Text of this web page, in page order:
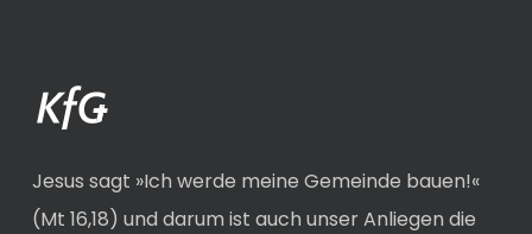
Jesus sagt »Ich werde meine Gemeinde bauen!«
(Mt 16,18) und darum ist auch unser Anliegen die